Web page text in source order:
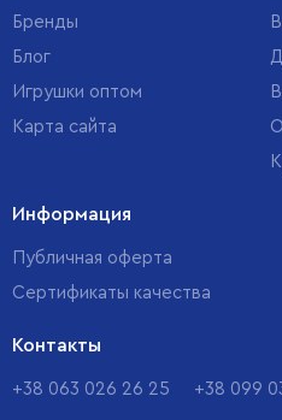
Бренды
Блог
Игрушки оптом
Карта сайта
Информация
Публичная оферта
Сертификаты качества
Контакты
+38 063 026 26 25 +38 099